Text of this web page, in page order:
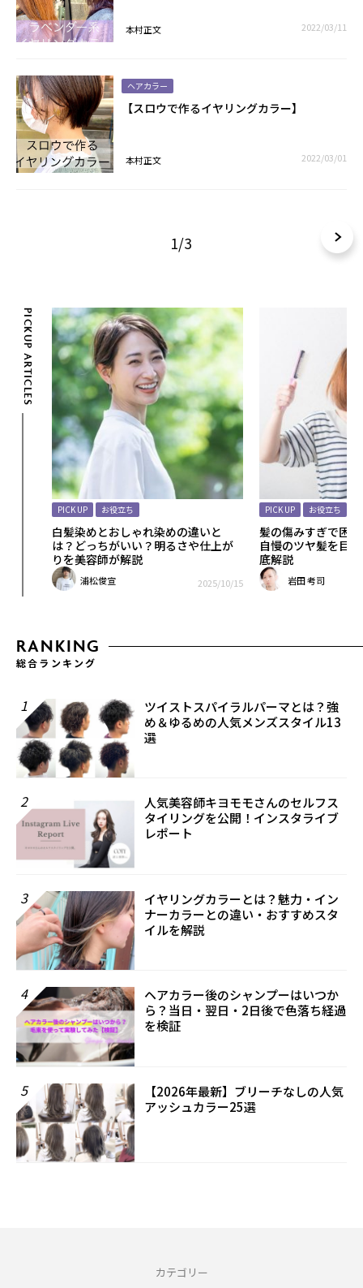
本村正文 2022/03/11
ヘアカラー
【スロウで作るイヤリングカラー】
本村正文 2022/03/01
1/3
PICKUP ARTICLES
PICK UP お役立ち
白髪染めとおしゃれ染めの違いと
は？どっちがいい？明るさや仕上が
りを美容師が解説
浦松俊宣 2025/10/15
PICK UP お役立ち
髪の傷みすぎで困
自慢のツヤ髪を目
底解説
岩田 考司
RANKING
総合ランキング
1
ツイストスパイラルパーマとは？強
め＆ゆるめの人気メンズスタイル13
選
2
人気美容師キヨモモさんのセルフス
タイリングを公開！インスタライブ
レポート
3
イヤリングカラーとは？魅力・イン
ナーカラーとの違い・おすすめスタ
イルを解説
4
ヘアカラー後のシャンプーはいつか
ら？当日・翌日・2日後で色落ち経過
を検証
5
【2026年最新】ブリーチなしの人気
アッシュカラー25選
カテゴリー